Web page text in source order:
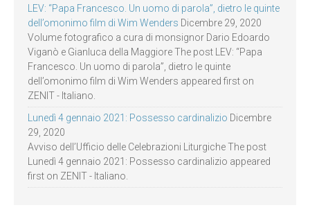
LEV: “Papa Francesco. Un uomo di parola”, dietro le quinte
dell’omonimo film di Wim Wenders Dicembre 29, 2020
Volume fotografico a cura di monsignor Dario Edoardo
Viganò e Gianluca della Maggiore The post LEV: “Papa
Francesco. Un uomo di parola”, dietro le quinte
dell’omonimo film di Wim Wenders appeared first on
ZENIT - Italiano.
Lunedì 4 gennaio 2021: Possesso cardinalizio Dicembre
29, 2020
Avviso dell’Ufficio delle Celebrazioni Liturgiche The post
Lunedì 4 gennaio 2021: Possesso cardinalizio appeared
first on ZENIT - Italiano.